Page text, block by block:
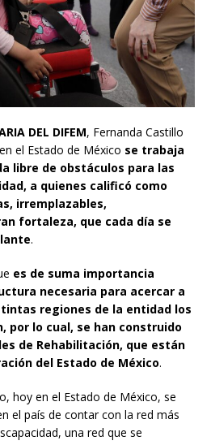
DEL DIFEM, Fernanda Castillo
el Estado de México se trabaja
libre de obstáculos para las
a quienes calificó como
irremplazables,
fortaleza, que cada día se
.
es de suma importancia
necesaria para acercar a
regiones de la entidad los
por lo cual, se han construido
de Rehabilitación, que están
del Estado de México.
hoy en el Estado de México, se
el país de contar con la red más
una red que se